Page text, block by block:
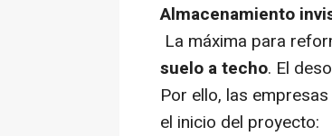
Almacenamiento
La máxima para
suelo a techo. El
Por ello, las
el inicio del proyecto: